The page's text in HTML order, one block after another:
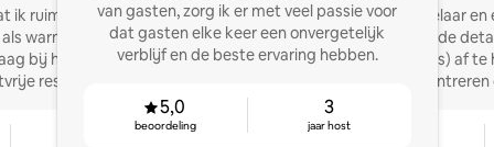
ik ruimtes creëer die
warm en gezellig. Ik
bij het bereiken van
resultaten.
van gasten, zorg ik er met veel passie voor
dat gasten elke keer een onvergetelijk
verblijf en de beste ervaring hebben.
5,0
beoordeling
3
jaar host
Ik ben een makelaar en
Ik ben er om de
aannemers, ops) af te
kunt